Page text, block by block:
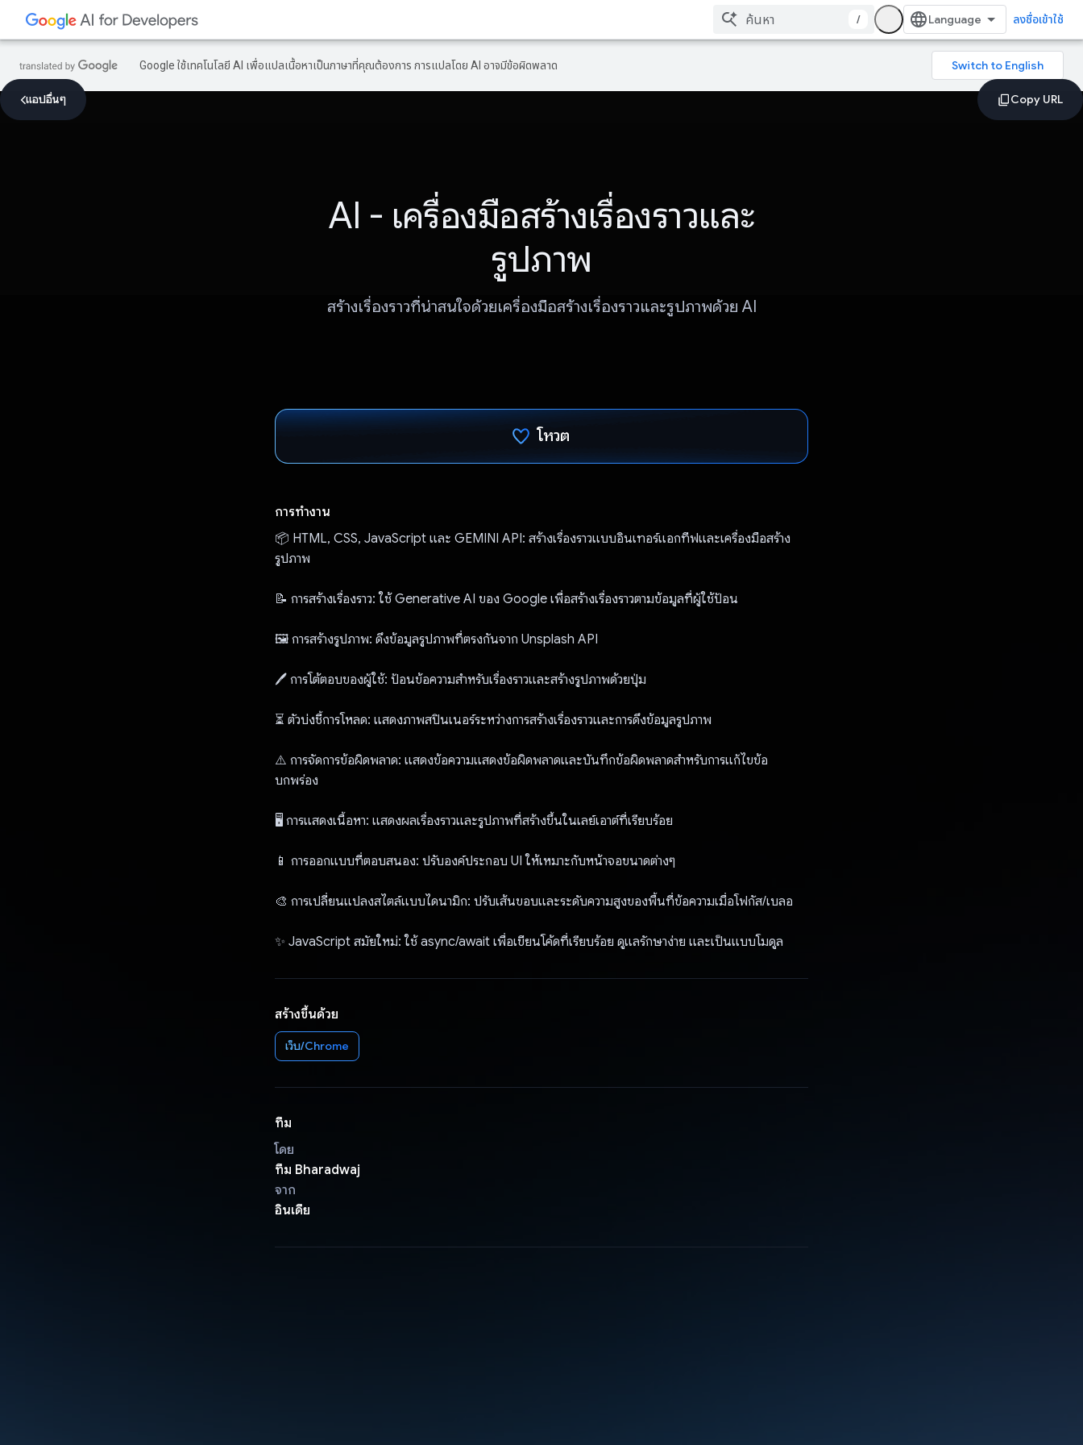
/ ลงชื่อเข้าใช้
Google ใช้เทคโนโลยี AI เพื่อแปลเนื้อหาเป็นภาษาที่คุณต้องการ การแปลโดย AI อาจมีข้อผิดพลาด
แอปอื่นๆ
AI - เครื่องมือสร้างเรื่องราวและ
รูปภาพ
สร้างเรื่องราวที่น่าสนใจด้วยเครื่องมือสร้างเรื่องราวและรูปภาพด้วย AI
โหวต
การทำงาน
📦 HTML, CSS, JavaScript และ GEMINI API: สร้างเรื่องราวแบบอินเทอร์แอกทีฟและเครื่องมือสร้าง
รูปภาพ
📝 การสร้างเรื่องราว: ใช้ Generative AI ของ Google เพื่อสร้างเรื่องราวตามข้อมูลที่ผู้ใช้ป้อน
🖼️ การสร้างรูปภาพ: ดึงข้อมูลรูปภาพที่ตรงกันจาก Unsplash API
🖊️ การโต้ตอบของผู้ใช้: ป้อนข้อความสำหรับเรื่องราวและสร้างรูปภาพด้วยปุ่ม
⏳ ตัวบ่งชี้การโหลด: แสดงภาพสปินเนอร์ระหว่างการสร้างเรื่องราวและการดึงข้อมูลรูปภาพ
⚠️ การจัดการข้อผิดพลาด: แสดงข้อความแสดงข้อผิดพลาดและบันทึกข้อผิดพลาดสำหรับการแก้ไขข้อ
บกพร่อง
🖥️ การแสดงเนื้อหา: แสดงผลเรื่องราวและรูปภาพที่สร้างขึ้นในเลย์เอาต์ที่เรียบร้อย
📱 การออกแบบที่ตอบสนอง: ปรับองค์ประกอบ UI ให้เหมาะกับหน้าจอขนาดต่างๆ
🎨 การเปลี่ยนแปลงสไตล์แบบไดนามิก: ปรับเส้นขอบและระดับความสูงของพื้นที่ข้อความเมื่อโฟกัส/เบลอ
✨ JavaScript สมัยใหม่: ใช้ async/await เพื่อเขียนโค้ดที่เรียบร้อย ดูแลรักษาง่าย และเป็นแบบโมดูล
สร้างขึ้นด้วย
เว็บ/Chrome
ทีม
โดย
ทีม Bharadwaj
จาก
อินเดีย